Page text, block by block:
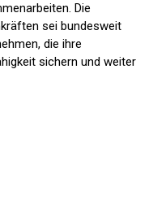
Die
sei bundesweit
die ihre
sichern und weiter